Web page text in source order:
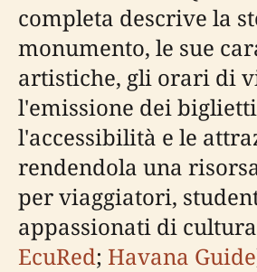
completa descrive la
monumento, le sue
artistiche, gli orari di
l'emissione dei
l'accessibilità e le
rendendola una
per viaggiatori,
appassionati di
EcuRed; Havana Guide